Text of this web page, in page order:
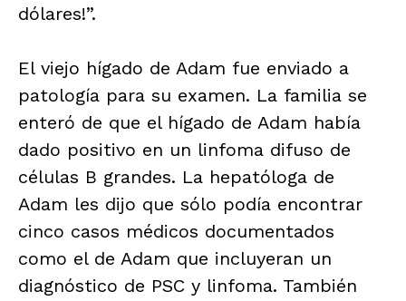
dólares!”.
El viejo hígado de Adam fue enviado a
patología para su examen. La familia se
enteró de que el hígado de Adam había
dado positivo en un linfoma difuso de
células B grandes. La hepatóloga de
Adam les dijo que sólo podía encontrar
cinco casos médicos documentados
como el de Adam que incluyeran un
diagnóstico de PSC y linfoma. También